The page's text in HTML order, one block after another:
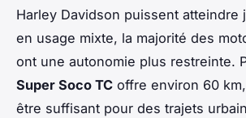
Harley Davidson puissent atteindre
en usage mixte, la majorité des
ont une autonomie plus restreinte.
Super Soco TC offre environ 60
être suffisant pour des trajets